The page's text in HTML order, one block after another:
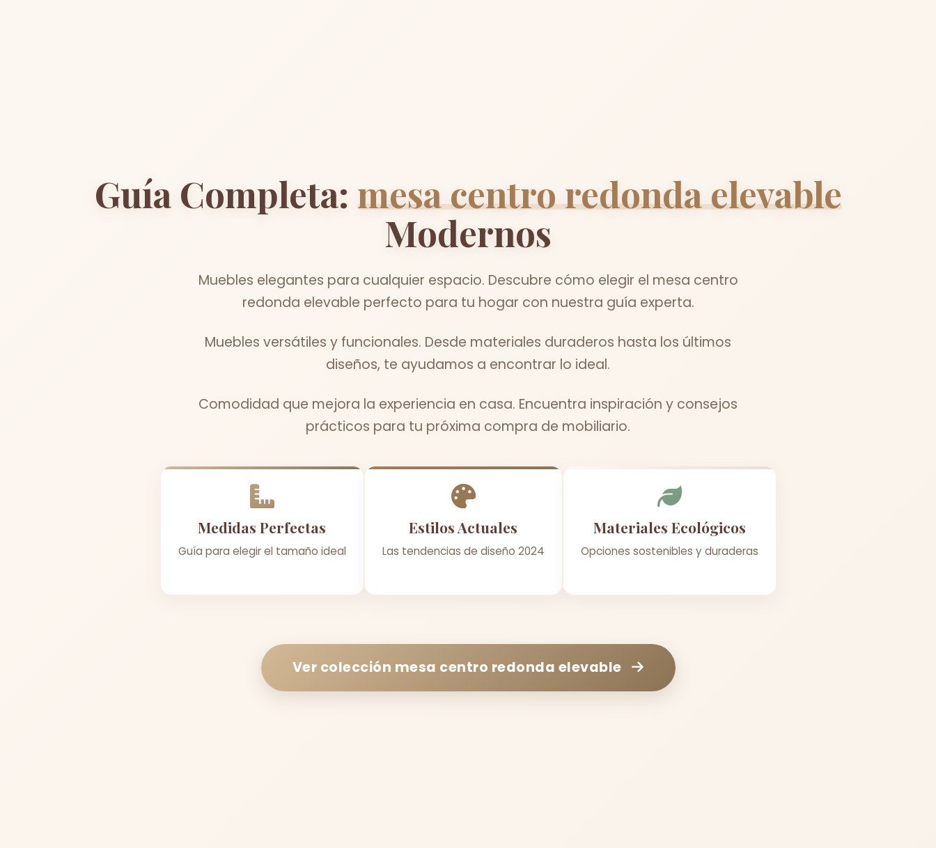
Guía Completa: mesa centro redonda elevable
Modernos
Muebles elegantes para cualquier espacio. Descubre cómo elegir el mesa centro
redonda elevable perfecto para tu hogar con nuestra guía experta.
Muebles versátiles y funcionales. Desde materiales duraderos hasta los últimos
diseños, te ayudamos a encontrar lo ideal.
Comodidad que mejora la experiencia en casa. Encuentra inspiración y consejos
prácticos para tu próxima compra de mobiliario.
Medidas Perfectas
Guía para elegir el tamaño ideal
Estilos Actuales
Las tendencias de diseño 2024
Materiales Ecológicos
Opciones sostenibles y duraderas
Ver colección mesa centro redonda elevable